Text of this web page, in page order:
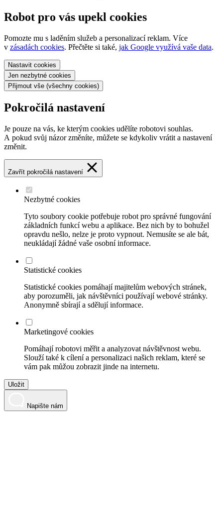
Robot pro vás upekl cookies
Pomozte mu s laděním služeb a personalizací reklam. Více
v zásadách cookies. Přečtěte si také, jak Google využívá vaše data.
Nastavit cookies
Jen nezbytné cookies
Přijmout vše (všechny cookies)
Pokročilá nastavení
Je pouze na vás, ke kterým cookies udělíte robotovi souhlas.
A pokud svůj názor změníte, můžete se kdykoliv vrátit a nastavení
změnit.
Zavřít pokročilá nastavení
Nezbytné cookies
Tyto soubory cookie potřebuje robot pro správné fungování
základních funkcí webu a aplikace. Bez nich by to bohužel
opravdu nešlo, nelze je proto vypnout. Nemusíte se ale bát,
neukládají žádné vaše osobní informace.
Statistické cookies
Statistické cookies pomáhají majitelům webových stránek,
aby porozuměli, jak návštěvníci používají webové stránky.
Anonymně sbírají a sdělují informace.
Marketingové cookies
Pomáhají robotovi měřit a analyzovat návštěvnost webu.
Slouží také k cílení a personalizaci našich reklam, které se
vám pak můžou zobrazit jinde na internetu.
Uložit
Napište nám